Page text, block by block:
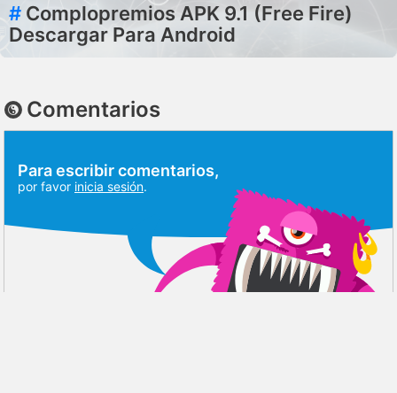
# Complopremios APK 9.1 (Free Fire)
Descargar Para Android
Comentarios
Para escribir comentarios,
por favor inicia sesión.